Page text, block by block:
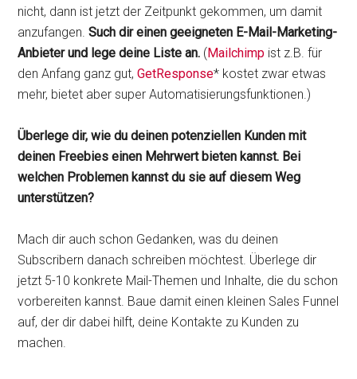
nicht, dann ist jetzt der Zeitpunkt gekommen, um damit
anzufangen.Such dir einen geeigneten E-Mail-Marketing-
Anbieter und lege deine Liste an. ( Mailchimp ist z.B. für
den Anfang ganz gut,GetResponse* kostet zwar etwas
mehr, bietet aber super Automatisierungsfunktionen.)
Überlege dir, wie du deinen potenziellen Kunden mit
deinen Freebies einen Mehrwert bieten kannst. Bei
welchen Problemen kannst du sie auf diesem Weg
unterstützen?
Mach dir auch schon Gedanken, was du deinen
Subscribern danach schreiben möchtest. Überlege dir
jetzt 5-10 konkrete Mail-Themen und Inhalte, die du schon
vorbereiten kannst. Baue damit einen kleinen Sales Funnel
auf, der dir dabei hilft, deine Kontakte zu Kunden zu
machen.